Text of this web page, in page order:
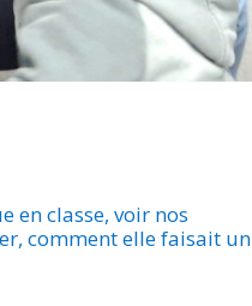
en classe, voir nos
comment elle faisait un